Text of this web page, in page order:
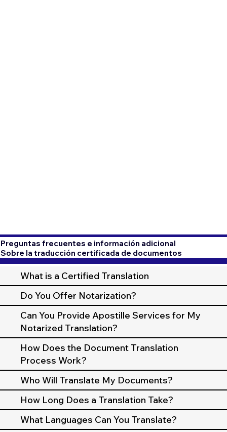
Preguntas frecuentes e información adicional
Sobre la traducción certificada de documentos
What is a Certified Translation
Do You Offer Notarization?
Can You Provide Apostille Services for My
Notarized Translation?
How Does the Document Translation
Process Work?
Who Will Translate My Documents?
How Long Does a Translation Take?
What Languages Can You Translate?